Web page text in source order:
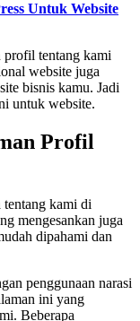
Untuk Website
profil tentang kami
website juga
bisnis kamu. Jadi
untuk website.
Profil
kami di
mengesankan juga
dipahami dan
penggunaan narasi
ini yang
Beberapa